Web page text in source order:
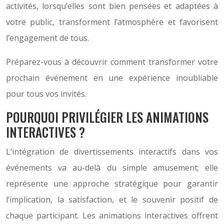
activités, lorsqu’elles sont bien pensées et adaptées à
votre public, transforment l’atmosphère et favorisent
l’engagement de tous.
Préparez-vous à découvrir comment transformer votre
prochain événement en une expérience inoubliable
pour tous vos invités.
POURQUOI PRIVILÉGIER LES ANIMATIONS
INTERACTIVES ?
L’intégration de divertissements interactifs dans vos
événements va au-delà du simple amusement; elle
représente une approche stratégique pour garantir
l’implication, la satisfaction, et le souvenir positif de
chaque participant. Les animations interactives offrent